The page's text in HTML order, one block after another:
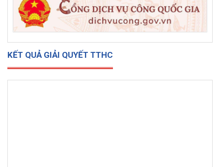
KẾT QUẢ GIẢI QUYẾT TTHC